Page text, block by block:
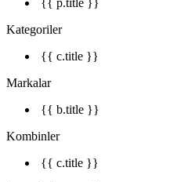
{{ p.title }}
Kategoriler
{{ c.title }}
Markalar
{{ b.title }}
Kombinler
{{ c.title }}